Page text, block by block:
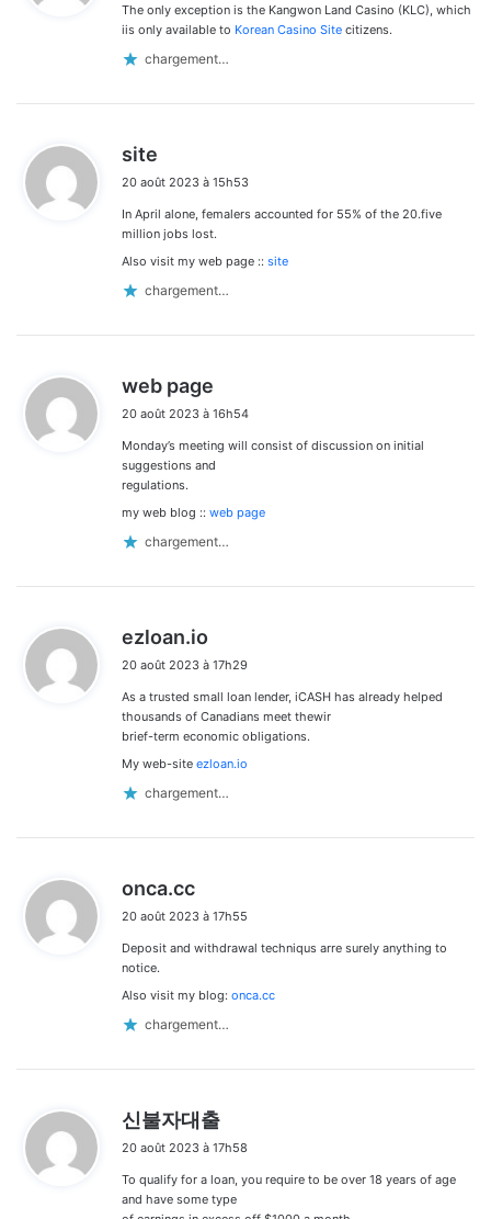
:
The only exception is the Kangwon Land Casino (KLC), which
iis only available to Korean Casino Site citizens.
chargement…
site
t
:
20 août 2023 à 15h53
In April alone, femalers accounted for 55% of the 20.five
million jobs lost.
Also visit my web page :: site
chargement…
web page
t
:
20 août 2023 à 16h54
Monday’s meeting will consist of discussion on initial
suggestions and
regulations.
my web blog :: web page
chargement…
ezloan.io
t
:
20 août 2023 à 17h29
As a trusted small loan lender, iCASH has already helped
thousands of Canadians meet thewir
brief-term economic obligations.
My web-site ezloan.io
chargement…
onca.cc
t
20 août 2023 à 17h55
Deposit and withdrawal techniqus arre surely anything to
notice.
Also visit my blog: onca.cc
chargement…
신불자대출
t
:
20 août 2023 à 17h58
To qualify for a loan, you require to be over 18 years of age
and have some type